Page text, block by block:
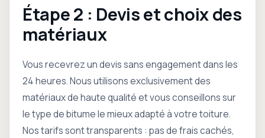
Étape 2 : Devis et choix des
matériaux
Vous recevrez un devis sans engagement dans les
24 heures. Nous utilisons exclusivement des
matériaux de haute qualité et vous conseillons sur
le type de bitume le mieux adapté à votre toiture.
Nos tarifs sont transparents : pas de frais cachés,